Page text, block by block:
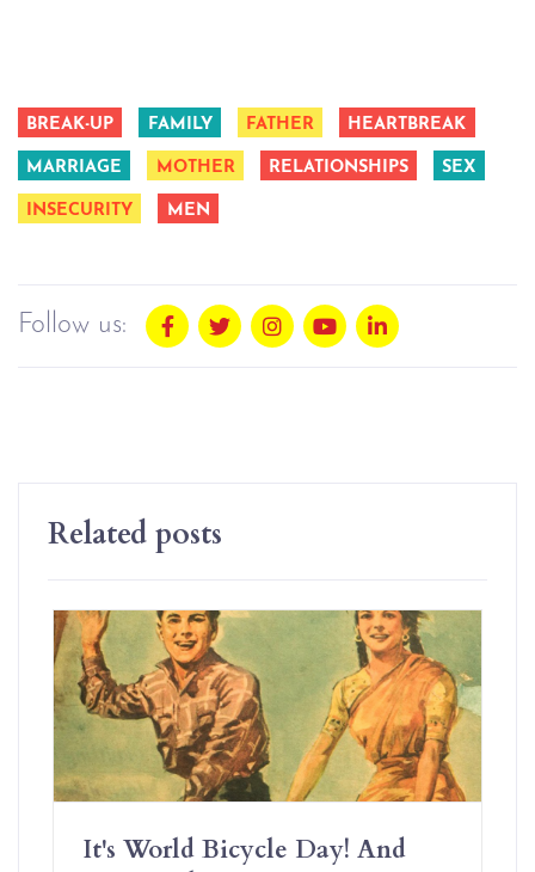
BREAK-UP FAMILY FATHER HEARTBREAK
MARRIAGE MOTHER RELATIONSHIPS SEX
INSECURITY MEN
Follow us:
Related posts
It's World Bicycle Day! And